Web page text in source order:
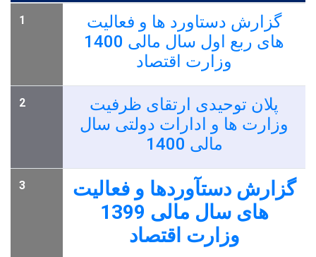
1
گزارش دستاورد ها و فعالیت
های ربع اول سال مالی 1400
وزارت اقتصاد
2
پلان توحیدی ارتقای ظرفیت
وزارت ها و ادارات دولتی سال
مالی 1400
3
گزارش دستآوردها و فعالیت
های سال مالی 1399
وزارت اقتصاد